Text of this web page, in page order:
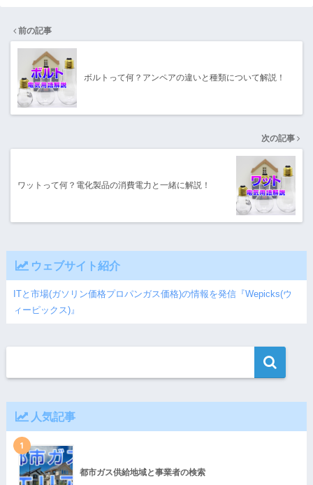
前の記事
ボルトって何？アンペアの違いと種類について解説！
次の記事
ワットって何？電化製品の消費電力と一緒に解説！
ウェブサイト紹介
ITと市場(ガソリン価格プロパンガス価格)の情報を発信『Wepicks(ウ
ィーピックス)』
人気記事
1
都市ガス供給地域と事業者の検索